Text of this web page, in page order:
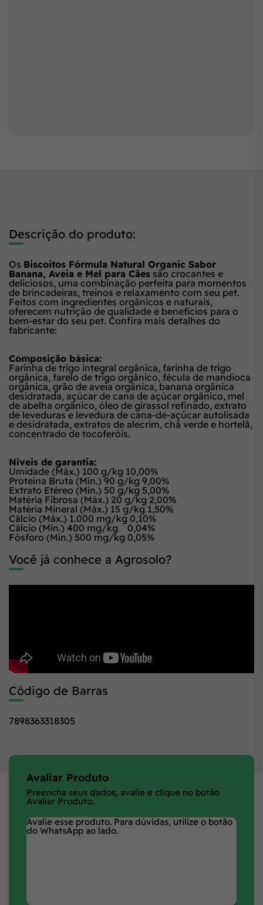
Descrição do produto:
Os Biscoitos Fórmula Natural Organic Sabor
Banana, Aveia e Mel para Cães são crocantes e
deliciosos, uma combinação perfeita para momentos
de brincadeiras, treinos e relaxamento com seu pet.
Feitos com ingredientes orgânicos e naturais,
oferecem nutrição de qualidade e benefícios para o
bem-estar do seu pet. Confira mais detalhes do
fabricante:
Composição básica:
Farinha de trigo integral orgânica, farinha de trigo
orgânica, farelo de trigo orgânico, fécula de mandioca
orgânica, grão de aveia orgânica, banana orgânica
desidratada, açúcar de cana de açúcar orgânico, mel
de abelha orgânico, óleo de girassol refinado, extrato
de leveduras e levedura de cana-de-açúcar autolisada
e desidratada, extratos de alecrim, chá verde e hortelã,
concentrado de tocoferóis.
Níveis de garantia:
Umidade (Máx.) 100 g/kg 10,00%
Proteína Bruta (Mín.) 90 g/kg 9,00%
Extrato Etéreo (Mín.) 50 g/kg 5,00%
Matéria Fibrosa (Máx.) 20 g/kg 2,00%
Matéria Mineral (Máx.) 15 g/kg 1,50%
Cálcio (Máx.) 1.000 mg/kg 0,10%
Cálcio (Mín.) 400 mg/kg 0,04%
Fósforo (Mín.) 500 mg/kg 0,05%
Você já conhece a Agrosolo?
Código de Barras
7898363318305
Avaliar Produto
Preencha seus dados, avalie e clique no botão
Avaliar Produto.